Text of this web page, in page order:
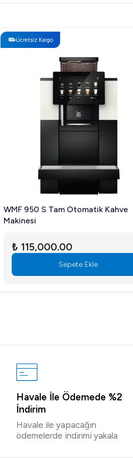
Ücretsiz Kargo
WMF 950 S Tam Otomatik Kahve
Makinesi
₺ 115,000.00
Sepete Ekle
Havale İle Ödemede %2
İndirim
Havale ile yapacağın
ödemelerde indirimi yakala